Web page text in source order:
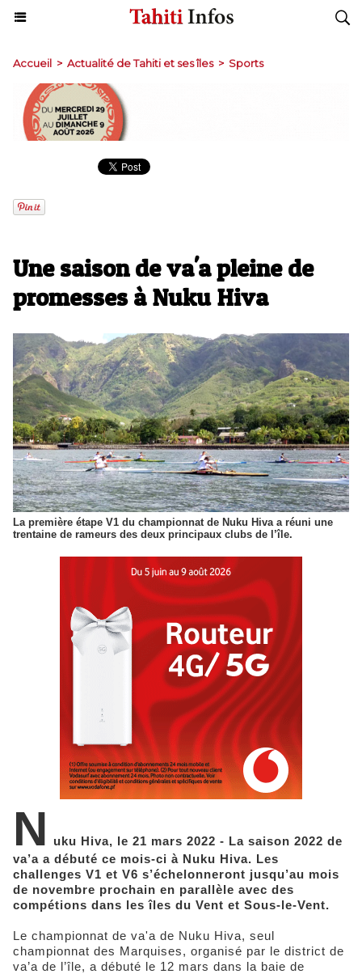
Accueil > Actualité de Tahiti et ses îles > Sports
Une saison de va'a pleine de
promesses à Nuku Hiva
La première étape V1 du championnat de Nuku Hiva a réuni une
trentaine de rameurs des deux principaux clubs de l’île.
N
uku Hiva, le 21 mars 2022 - La saison 2022 de
va’a a débuté ce mois-ci à Nuku Hiva. Les
challenges V1 et V6 s’échelonneront jusqu’au mois
de novembre prochain en parallèle avec des
compétions dans les îles du Vent et Sous-le-Vent.
Le championnat de va'a de Nuku Hiva, seul
championnat des Marquises, organisé par le district de
va’a de l’île, a débuté le 12 mars dans la baie de